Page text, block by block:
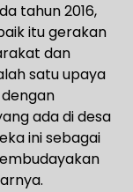
tahun 2016,
itu gerakan
dan
satu upaya
ada di desa
ini sebagai